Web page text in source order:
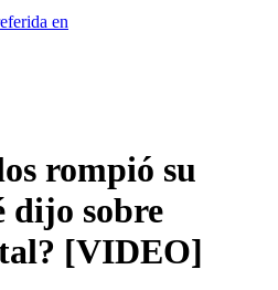
en
rompió su
dijo sobre
[VIDEO]